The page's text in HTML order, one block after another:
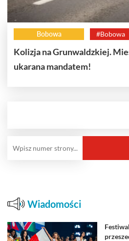
Bobowa #Bobowa
Kolizja na Grunwaldzkiej.
ukarana mandatem!
Wiadomości